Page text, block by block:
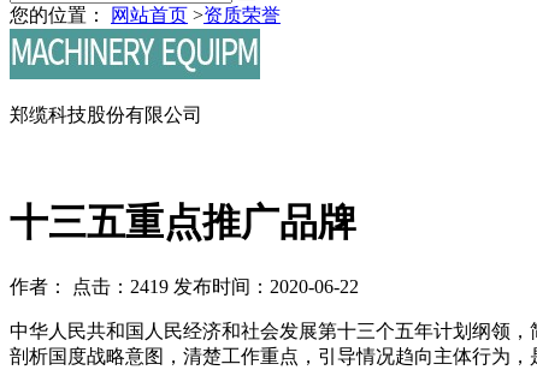
您的位置： 网站首页 >资质荣誉
十三五重点推广品牌
作者： 点击：2419 发布时间：2020-06-22
中华人民共和国人民经济和社会发展第十三个五年计划纲领
剖析国度战略意图，清楚工作重点，引导情况趋向主体行为
郑缆科技股份有限公司